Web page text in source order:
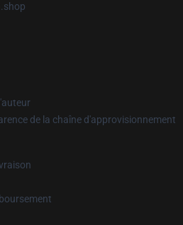
de la chaîne d'approvisionnement